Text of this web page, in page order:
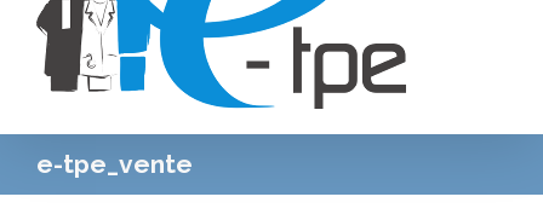
e-tpe_vente